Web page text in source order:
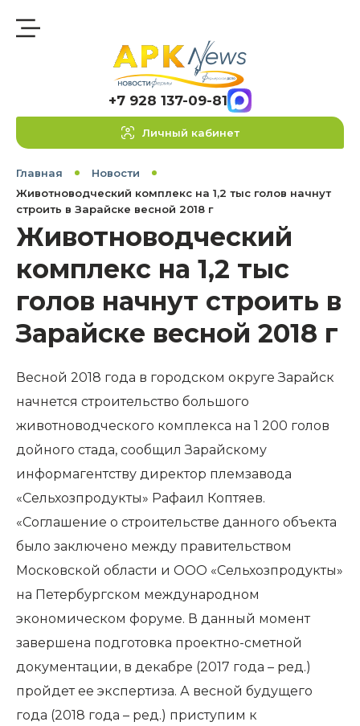
+7 928 137-09-81
Личный кабинет
Главная
Новости
Животноводческий комплекс на 1,2 тыс голов начнут
строить в Зарайске весной 2018 г
Животноводческий
комплекс на 1,2 тыс
голов начнут строить в
Зарайске весной 2018 г
Весной 2018 года в городском округе Зарайск
начнется строительство большого
животноводческого комплекса на 1 200 голов
дойного стада, сообщилЗарайскому
информагентству директор племзавода
«Сельхозпродукты» Рафаил Коптяев.
«Соглашение о строительстве данного объекта
было заключено между правительством
Московской области и ООО «Сельхозпродукты»
на Петербургском международном
экономическом форуме. В данный момент
завершена подготовка проектно-сметной
документации, в декабре (2017 года – ред.)
пройдет ее экспертиза. А весной будущего
года (2018 года – ред.) приступим к